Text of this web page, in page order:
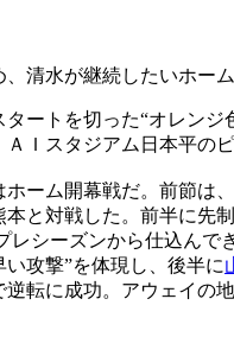
、清水が継続したいホー
ートを切った“オレンジ
Ｉスタジアム日本平の
ホーム開幕戦だ。前節は
本と対戦した。前半に先
レシーズンから仕込んで
攻撃”を体現し、後半に
逆転に成功。アウェイの